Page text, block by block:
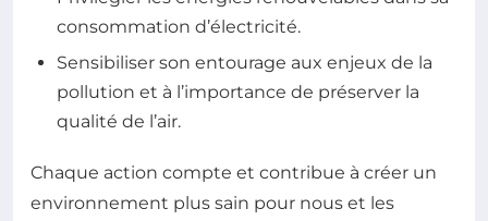
consommation d’électricité.
Sensibiliser son entourage aux enjeux de la
pollution et à l’importance de préserver la
qualité de l’air.
Chaque action compte et contribue à créer un
environnement plus sain pour nous et les